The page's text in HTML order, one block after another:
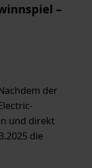
–
der
und direkt
die